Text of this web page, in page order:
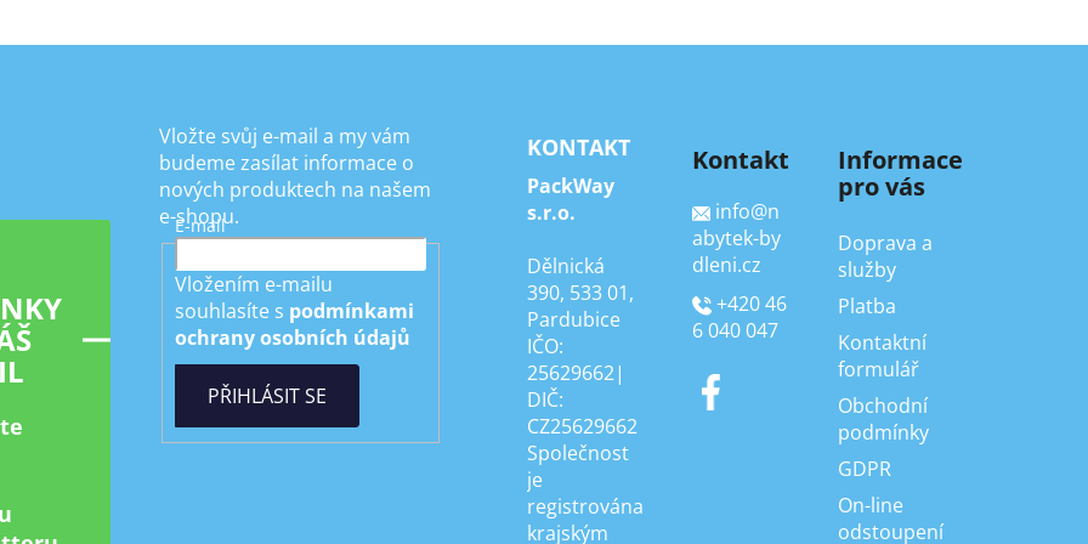
Vložte svůj e-mail a my vám
budeme zasílat informace o
nových produktech na našem
e-shopu.
E-mail
Vložením e-mailu
souhlasíte s podmínkami
ochrany osobních údajů
PŘIHLÁSIT SE
KONTAKT
PackWay
s.r.o.
Dělnická
390, 533 01,
Pardubice
IČO:
25629662|
DIČ:
CZ25629662
Společnost
je
registrována
krajským
Kontakt
info@n
abytek-by
dleni.cz
+420 46
6 040 047
Informace
pro vás
Doprava a
služby
Platba
Kontaktní
formulář
Obchodní
podmínky
GDPR
On-line
odstoupení